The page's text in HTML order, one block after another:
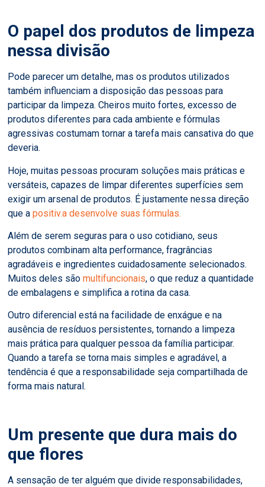
O papel dos produtos de limpeza
nessa divisão
Pode parecer um detalhe, mas os produtos utilizados
também influenciam a disposição das pessoas para
participar da limpeza. Cheiros muito fortes, excesso de
produtos diferentes para cada ambiente e fórmulas
agressivas costumam tornar a tarefa mais cansativa do que
deveria.
Hoje, muitas pessoas procuram soluções mais práticas e
versáteis, capazes de limpar diferentes superfícies sem
exigir um arsenal de produtos. É justamente nessa direção
que apositiv.a desenvolve suas fórmulas.
Além de serem seguras para o uso cotidiano, seus
produtos combinam alta performance, fragrâncias
agradáveis e ingredientes cuidadosamente selecionados.
Muitos deles sãomultifuncionais, o que reduz a quantidade
de embalagens e simplifica a rotina da casa.
Outro diferencial está na facilidade de enxágue e na
ausência de resíduos persistentes, tornando a limpeza
mais prática para qualquer pessoa da família participar.
Quando a tarefa se torna mais simples e agradável, a
tendência é que a responsabilidade seja compartilhada de
forma mais natural.
Um presente que dura mais do
que flores
A sensação de ter alguém que divide responsabilidades,